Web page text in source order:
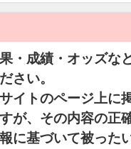
・成績・オッズな
さい。
イトのページ上に
が、その内容の正
に基づいて被った